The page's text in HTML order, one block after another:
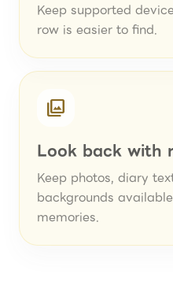
Keep supported
row is easier to find.
photo_library
Look back with
Keep photos, diary
backgrounds
memories.